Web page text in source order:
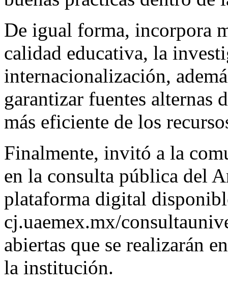
De igual forma, incorpora
calidad educativa, la
internacionalización,
garantizar fuentes
más eficiente de los
Finalmente, invitó a la
en la consulta pública del
plataforma digital
cj.uaemex.mx/
abiertas que se realizarán
la institución.